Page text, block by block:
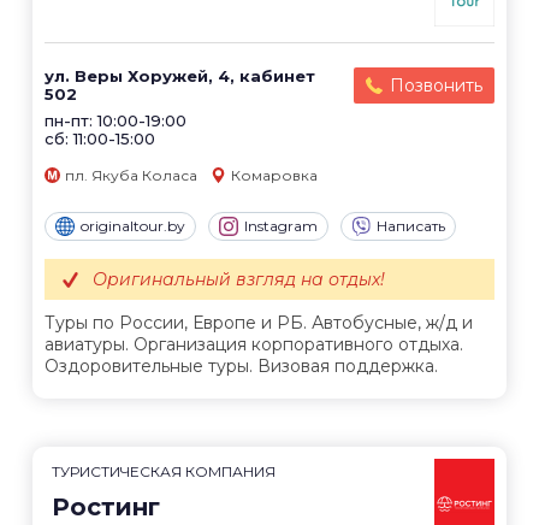
ул. Веры Хоружей, 4, кабинет
502
пн-пт: 10:00-19:00
сб: 11:00-15:00
Позвонить
пл. Якуба Коласа Комаровка
originaltour.by Instagram Написать
Туры по России, Европе и РБ. Автобусные, ж/д и
авиатуры. Организация корпоративного отдыха.
Оздоровительные туры. Визовая поддержка.
Оригинальный взгляд на отдых!
ТУРИСТИЧЕСКАЯ КОМПАНИЯ
Ростинг